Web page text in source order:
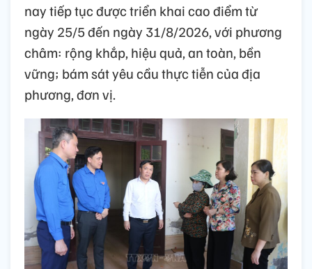
nay tiếp tục được triển khai cao điểm từ
ngày 25/5 đến ngày 31/8/2026, với phương
châm: rộng khắp, hiệu quả, an toàn, bền
vững; bám sát yêu cầu thực tiễn của địa
phương, đơn vị.